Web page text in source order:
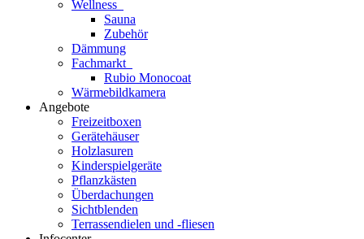
Wellness
Sauna
Zubehör
Dämmung
Fachmarkt
Rubio Monocoat
Wärmebildkamera
Angebote
Freizeitboxen
Gerätehäuser
Holzlasuren
Kinderspielgeräte
Pflanzkästen
Überdachungen
Sichtblenden
Terrassendielen und -fliesen